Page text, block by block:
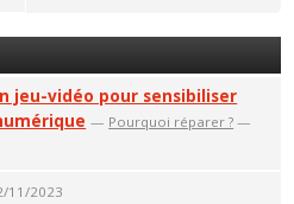
jeu-vidéo pour sensibiliser
— Pourquoi réparer ? —
11/2023